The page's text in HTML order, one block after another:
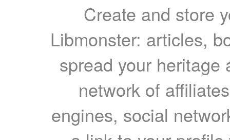
Create and store
Libmonster: articles,
spread your heritage
network of
engines, social